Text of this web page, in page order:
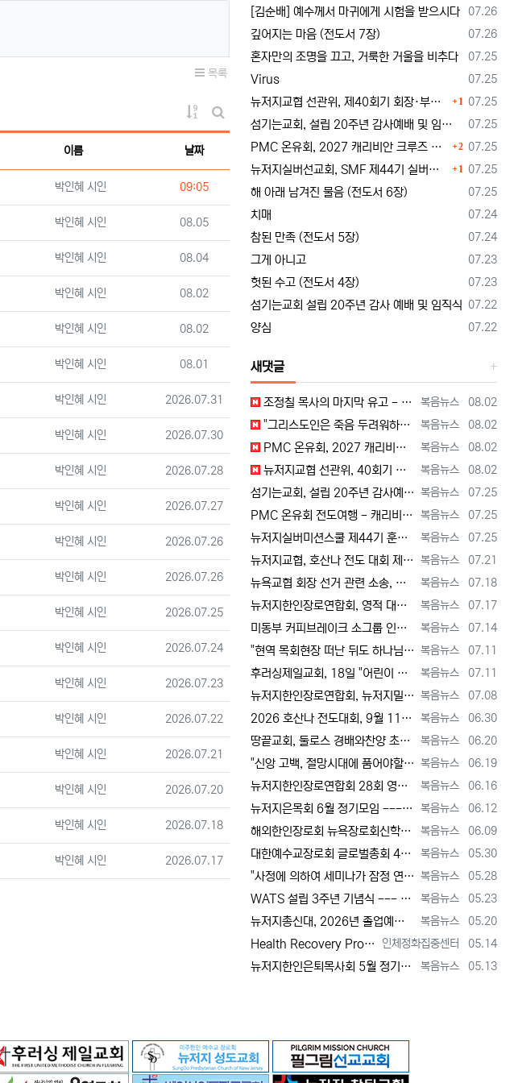
목록
게시물 정렬
게시판 검색
이름 날짜
등록자
박인혜 시인 등록일
09:05
등록자
박인혜 시인 등록일
08.05
등록자
박인혜 시인 등록일
08.04
등록자
박인혜 시인 등록일
08.02
등록자
박인혜 시인 등록일
08.02
등록자
박인혜 시인 등록일
08.01
등록자
박인혜 시인 등록일
2026.07.31
등록자
박인혜 시인 등록일
2026.07.30
등록자
박인혜 시인 등록일
2026.07.28
등록자
박인혜 시인 등록일
2026.07.27
등록자
박인혜 시인 등록일
2026.07.26
등록자
박인혜 시인 등록일
2026.07.26
등록자
박인혜 시인 등록일
2026.07.25
등록자
박인혜 시인 등록일
2026.07.24
등록자
박인혜 시인 등록일
2026.07.23
등록자
박인혜 시인 등록일
2026.07.22
등록자
박인혜 시인 등록일
2026.07.21
등록자
박인혜 시인 등록일
2026.07.20
등록자
박인혜 시인 등록일
2026.07.18
등록자
박인혜 시인 등록일
2026.07.17
등록일
07.26
[김순배] 예수께서 마귀에게 시험을 받으시다
등록일
07.26
깊어지는 마음 (전도서 7장)
등록일
07.25
혼자만의 조명을 끄고, 거룩한 거울을 비추다
등록일
07.25
Virus
등록일
07.25
뉴저지교협 선관위, 제40회기 회장·부회장 등록 및 추천 절차 공고… 선관위 구성 적정성 논란도 제기
댓글
1
등록일
07.25
섬기는교회, 설립 20주년 감사예배 및 임직식 --- "이제 더 힘차게 창공을 날자"
등록일
07.25
PMC 온유회, 2027 캐리비안 크루즈 전도여행 참가자 모집
댓글
2
등록일
07.25
뉴저지실버선교회, SMF 제44기 실버미션스쿨 수강생 모집
댓글
1
등록일
07.25
해 아래 남겨진 물음 (전도서 6장)
등록일
07.24
치매
등록일
07.24
참된 만족 (전도서 5장)
등록일
07.23
그게 아니고
등록일
07.23
헛된 수고 (전도서 4장)
등록일
07.22
섬기는교회 설립 20주년 감사 예배 및 임직식
등록일
07.22
양심
새댓글
등록자
복음뉴스 등록일
08.02
조정칠 목사의 마지막 유고 - 홍수와 복(福) 자(字) [2026년 8월 1일 토요일 자 뉴욕일보 기사] ==> https://www.bogeu…
등록자
복음뉴스 등록일
08.02
"그리스도인은 죽음 두려워하지 않지만, 살아 있는 동안 다른 사람의 유익 + 믿음의 진보 위해 살아야" [2026년 7월 31일 금요일 자 뉴욕…
등록자
복음뉴스 등록일
08.02
PMC 온유회, 2027 캐리비안 크루즈 전도여행 참가자 모집 [2026년 7월 31일 금요일 자 뉴욕일보 기사] ==> https://www.…
등록자
복음뉴스 등록일
08.02
뉴저지교협 선관위, 40회기 회장 + 부회장 등록 + 추천 절차 공고 --- 8월 28일 등록 마감, 9월 28일 선거 [2026년 7월 29일…
등록자
복음뉴스 등록일
07.25
섬기는교회, 설립 20주년 감사예배 및 임직식 --- "이제 더 힘차게 창공을 날자" [2026년 7월 25일 토요일 자 뉴욕일보 기사] ==>…
등록자
복음뉴스 등록일
07.25
PMC 온유회 전도여행 - 캐리비언 크루즈 2027 안내 ==> https://www.bogeumnews.com/gnu54/bbs/board.p…
등록자
복음뉴스 등록일
07.25
뉴저지실버미션스쿨 제44기 훈련생 모집 안내 ==> https://www.bogeumnews.com/gnu54/bbs/board.php?bo_t…
등록자
복음뉴스 등록일
07.21
뉴저지교협, 호산나 전도 대회 제2차 준비 기도회 --- "사람이 아니라 하나님께서 일하신다" [2026년 7월 21일 화요일 자 뉴욕일보 기사…
등록자
복음뉴스 등록일
07.18
뉴욕교협 회장 선거 관련 소송, 청구인 측 "법원 조속한 결정과 심리ㅜ 요청" [2026년 7월 18일 토요일 자 뉴욕일보 기사] ==> htt…
등록자
복음뉴스 등록일
07.17
뉴저지한인장로연합회, 영적 대각성 기도회 --- "우리의 기준은 하나님 말씀" [2026년 7월 17일 금요일 자 뉴욕일보 기사] ==> htt…
등록자
복음뉴스 등록일
07.14
미동부 커피브레이크 소그룹 인도자 워크숍 8월 15일 더바인교회 + 필그림선교교회서 [2026년 7월 14일 화요일 자 뉴욕일보 기사] ==> …
등록자
복음뉴스 등록일
07.11
"현역 목회현장 떠난 뒤도 하나님 능력 + 은혜 다음 세대에 전하는 사명 계속" [2026년 7월 11일일 토요일 자 뉴욕일보 기사] ==> …
등록자
복음뉴스 등록일
07.11
후러싱제일교회, 18일 "어린이 천국" 만든다 [2026년 7월 11일 토요일 자 뉴욕일보 기사] ==> https://www.bogeumnew…
등록자
복음뉴스 등록일
07.08
뉴저지한인장로연합회, 뉴저지밀알선교단 방문 --- 장애우들에게 점심 식사 제공 + 사랑의 후원금 [2026년 7월 8일 수요일 자 뉴욕일보 기사…
등록자
복음뉴스 등록일
06.30
2026 호산나 전도대회, 9월 11일(금)부터 13일(주일)까지 뉴저지하베스트교회에서 [2026년 6월 30일 화요일 자 뉴욕일보 기사] ==…
등록자
복음뉴스 등록일
06.20
땅끝교회, 둘로스 경배와찬양 초청 찬양집회 --- "참행복은 주님께 쓰임 받는 것" [2026년 6월 20일 토요일 자 뉴욕일보 기사] ==> …
등록자
복음뉴스 등록일
06.19
"신앙 고백, 절망시대에 품어야할 희망, 마지막까지 하나님 손에 붙들려 쓰임 받고자 하는 삶의 의미" [2026년 6월 19일 금요일 자 뉴욕일…
등록자
복음뉴스 등록일
06.16
뉴저지한인장로연합회 28회 영적 대각성 기도회 [2026년 6월 16일 화요일 자 뉴욕일보 기사] ==> https://www.bogeumnew…
등록자
복음뉴스 등록일
06.12
뉴저지은목회 6월 정기모임 --- 강원호 목사, "복음은 구원, 구원의 목적은 하나님 나라의 삶" [2026년 6월 12일 금요일 자 뉴역일보 …
등록자
복음뉴스 등록일
06.09
해외한인장로회 뉴욕장로회신학대학(원), 40회 졸업감사예배 및 학위수여식 [2026년 6월 9일 화요일 자 뉴욕일보 기사] ==> https:/…
등록자
복음뉴스 등록일
05.30
대한예수교장로회 글로벌총회 48회 정기총회 --- "진리 위에 굳게 서서 복음으로 세상 정복하라" [2026년 5월 30일 토요일 자 뉴욕일보 …
등록자
복음뉴스 등록일
05.28
"사정에 의하여 세미나가 잠정 연기되었다"고 합니다. 착오 없으시기 바랍니다.
등록자
복음뉴스 등록일
05.23
WATS 설립 3주년 기념식 --- 천국 복음 전파와 영적 지도자 양성 사명 재확인 [2026년 5월 23일 토요일 자 뉴욕일보 기사] ==> …
등록자
복음뉴스 등록일
05.20
뉴저지총신대, 2026년 졸업예배 및 학위 수여식 --- "절업장은 학교가 주지만, 위임장은 주님이 주신다" [2026년 5월 20일 수요일 …
등록자
인체정화집중센터 등록일
05.14
Health Recovery Program 인체정화 집중센터 Health Recovery Program이 태어난 배경은 단순히 하나의 건강…
등록자
복음뉴스 등록일
05.13
뉴저지한인은퇴목사회 5월 정기모임 --- "천국 갈 준비되셨나요?" [2026년 5월 13일 수요일 자 뉴욕일보 기사] ==> https://w…